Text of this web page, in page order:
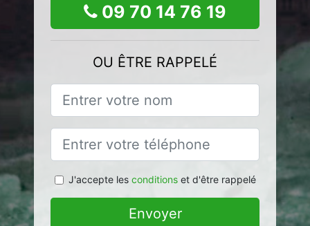
09 70 14 76 19
OU ÊTRE RAPPELÉ
J'accepte les conditionset d'être rappelé
Envoyer